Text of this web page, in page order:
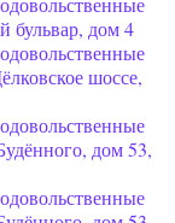
бульвар, дом 4
шоссе,
дом 53,